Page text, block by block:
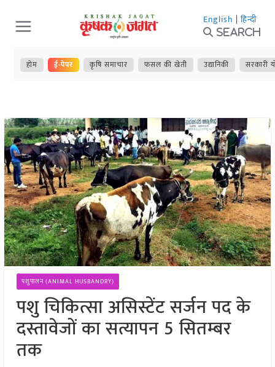
Skip
to
content
English | हिन्दी
Search
होम ई-पेपर कृषि समाचार फसल की खेती उद्यानिकी सरकारी
पशुपालन (ANIMAL HUSBANDRY)
पशु चिकित्सा असिस्टेंट सर्जन पद के
दस्तावेजों का सत्यापन 5 सितम्बर
तक